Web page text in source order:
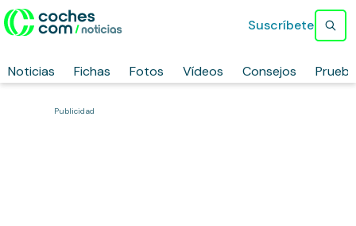
Noticias Fichas Fotos Vídeos Consejos
Suscríbete
Publicidad